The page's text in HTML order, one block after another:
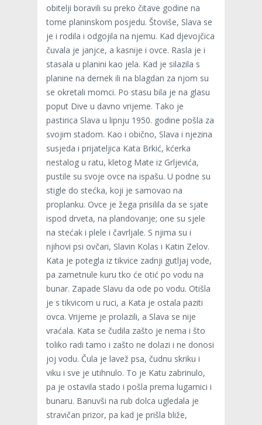
obitelji boravili su preko čitave godine na
tome planinskom posjedu. Štoviše, Slava se
je i rodila i odgojila na njemu. Kad djevojčica
čuvala je janjce, a kasnije i ovce. Rasla je i
stasala u planini kao jela. Kad je silazila s
planine na dernek ili na blagdan za njom su
se okretali momci. Po stasu bila je na glasu
poput Dive u davno vrijeme. Tako je
pastirica Slava u lipnju 1950. godine pošla za
svojim stadom. Kao i obično, Slava i njezina
susjeda i prijateljica Kata Brkić, kćerka
nestalog u ratu, kletog Mate iz Grljevića,
pustile su svoje ovce na ispašu. U podne su
stigle do stećka, koji je samovao na
proplanku. Ovce je žega prisilila da se sjate
ispod drveta, na plandovanje; one su sjele
na stećak i plele i čavrljale. S njima su i
njihovi psi ovčari, Slavin Kolas i Katin Zelov.
Kata je potegla iz tikvice zadnji gutljaj vode,
pa zametnule kuru tko će otić po vodu na
bunar. Zapade Slavu da ode po vodu. Otišla
je s tikvicom u ruci, a Kata je ostala paziti
ovca. Vrijeme je prolazili, a Slava se nije
vraćala. Kata se čudila zašto je nema i što
toliko radi tamo i zašto ne dolazi i ne donosi
joj vodu. Čula je lavež psa, čudnu skriku i
viku i sve je utihnulo. To je Katu zabrinulo,
pa je ostavila stado i pošla prema lugarnici i
bunaru. Banuvši na rub dolca ugledala je
stravičan prizor, pa kad je prišla bliže,